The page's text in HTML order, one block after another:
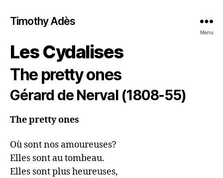
Timothy Adès
Menu
Les Cydalises
The pretty ones
Gérard de Nerval (1808-55)
The pretty ones
Où sont nos amoureuses?
Elles sont au tombeau.
Elles sont plus heureuses,